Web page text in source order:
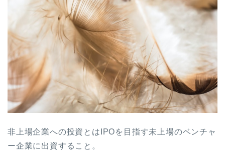
非上場企業への投資とはIPOを目指す未上場のベンチャ
ー企業に出資すること。